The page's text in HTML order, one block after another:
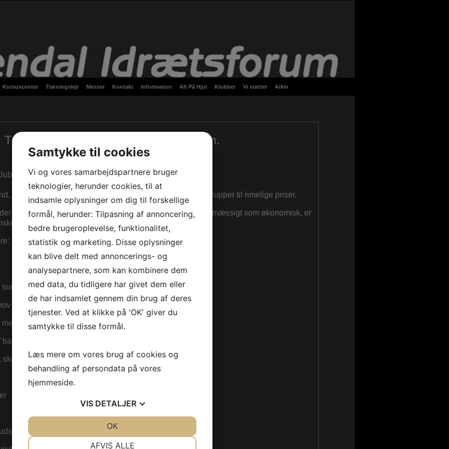
Kursuscenter Træningslejr Messer Kontakt Information Alt På Hjul Klubber Vi støtter Arkiv
Træningsophold i Rosendal Idrætsforum.
firmaer, privat arrangementer og mange andre.
firma-idrætsdag, eller et idræts weekendophold for alle grupper til rimelige priser.
passer til netop din gruppe, og i et omfang der, såvel tidsmæssigt som økonomisk, er
sund & lækker mad fra Sports Caféen
og efter aftale
alle rekvisitter samt diverse trampoliner og springgrave
skov tæt på til orienteringsløb
Samtykke til cookies
Vi og vores samarbejdspartnere bruger
teknologier, herunder cookies, til at
indsamle oplysninger om dig til forskellige
formål, herunder: Tilpasning af annoncering,
bedre brugeroplevelse, funktionalitet,
statistik og marketing. Disse oplysninger
kan blive delt med annoncerings- og
analysepartnere, som kan kombinere dem
med data, du tidligere har givet dem eller
de har indsamlet gennem din brug af deres
tjenester. Ved at klikke på 'OK' giver du
samtykke til disse formål.
Læs mere om vores brug af cookies og
behandling af persondata på vores
hjemmeside.
VIS DETALJER
NØDVENDIGE PRÆFERENCER
AFVIS ALLE
OK